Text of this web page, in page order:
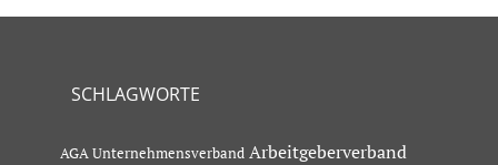
SCHLAGWORTE
AGA Unternehmensverband Arbeitgeberverband